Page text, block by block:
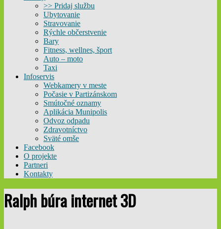
>> Pridaj službu
Ubytovanie
Stravovanie
Rýchle občerstvenie
Bary
Fitness, wellnes, šport
Auto – moto
Taxi
Infoservis
Webkamery v meste
Počasie v Partizánskom
Smútočné oznamy
Aplikácia Munipolis
Odvoz odpadu
Zdravotníctvo
Sväté omše
Facebook
O projekte
Partneri
Kontakty
Ralph búra internet 3D